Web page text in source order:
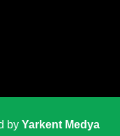
by Yarkent Medya